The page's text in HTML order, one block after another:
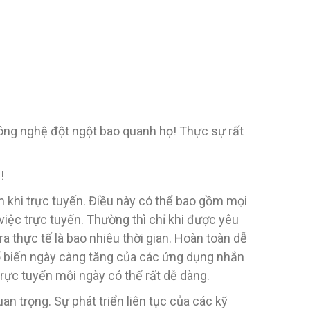
nghệ đột ngột bao quanh họ! Thực sự rất
khi trực tuyến. Điều này có thể bao gồm mọi
trực tuyến. Thường thì chỉ khi được yêu
thực tế là bao nhiêu thời gian. Hoàn toàn dễ
ngày càng tăng của các ứng dụng nhắn
tuyến mỗi ngày có thể rất dễ dàng.
trọng. Sự phát triển liên tục của các kỹ